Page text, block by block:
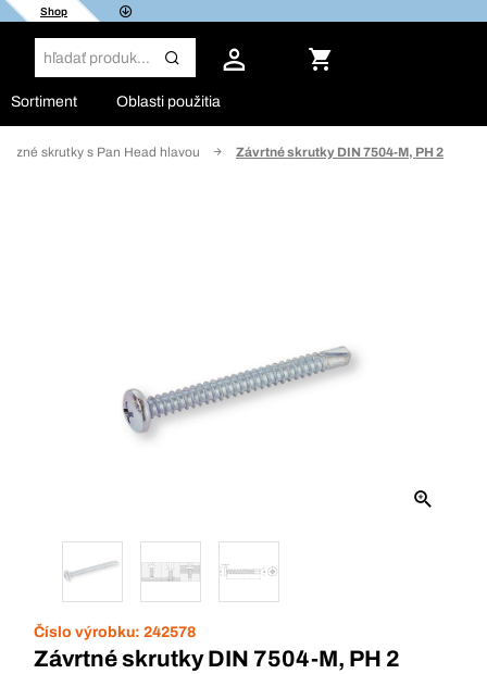
Shop
Sortiment Oblasti použitia
skrutky s Pan Head hlavou Závrtné skrutky DIN 7504-M, PH 2
Číslo výrobku: 242578
Závrtné skrutky DIN 7504-M, PH 2